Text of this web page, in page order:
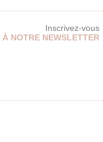
Inscrivez-vous
À NOTRE NEWSLETTER